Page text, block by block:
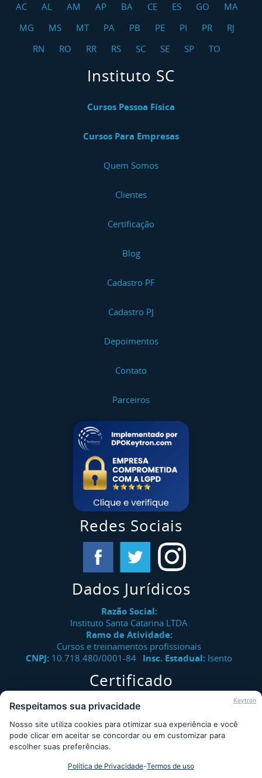
AC AL AM AP BA CE ES GO
MA
MG
MS MT PA PB PE PI PR
RJ
RN
RO RR RS SC SE SP TO
Instituto SC
Cursos Pessoa Física
Cursos Para Empresas
Quem Somos
Clientes
Certificação
Blog
Cadastro PF
Cadastro PJ
Depoimentos
Contato
Parceiros
Redes Sociais
Dados Jurídicos
Razão Social:
Instituto Santa Catarina LTDA
Ramo de Atividade:
Cursos e treinamentos profissionais
CNPJ: 10.718.480/0001-84 Insc. Estadual: Isento
Certificado
Verifique a autenticidade de certificados emitidos pelo
Instituto Santa Catarina.
Consultar
Keytron
Respeitamos sua privacidade
Nosso site utiliza cookies para otimizar sua experiência e você
pode clicar em aceitar se concordar ou em customizar para
escolher suas preferências.
Política de Privacidade-Termos de uso